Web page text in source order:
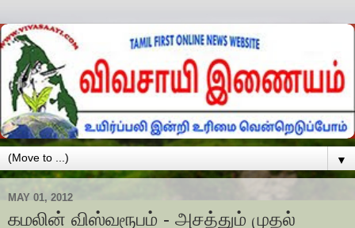
▼
MAY 01, 2012
கமலின் விஸ்வரூபம் - அசத்தும் முதல்